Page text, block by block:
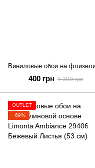
400 грн 1 300 грн
OUTLET
−69%